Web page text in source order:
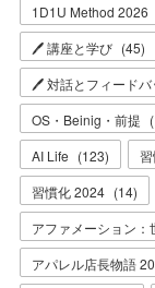
1D1U Method 2026
🖊 講座と学び (45)
🖊 対話とフィードバ
OS・Beinig・前提 (
AI Life (123)
習慣化 2024 (14)
アファメーション：
アパレル店長物語